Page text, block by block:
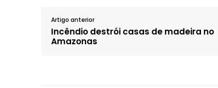
Artigo anterior
Incêndio destrói casas de madeira no
Amazonas